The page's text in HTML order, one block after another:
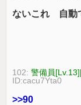
ないこれ 自動
102:警備員
ID:cacu7Yta0
>>90